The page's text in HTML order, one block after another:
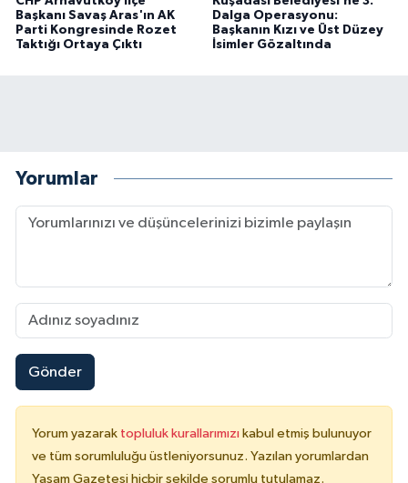
Başkanı Savaş Aras'ın AK
Parti Kongresinde Rozet
Taktığı Ortaya Çıktı
Dalga Operasyonu:
Başkanın Kızı ve Üst Düzey
İsimler Gözaltında
Yorumlar
Gönder
Yorum yazarak topluluk kurallarımızı kabul etmiş bulunuyor
ve tüm sorumluluğu üstleniyorsunuz. Yazılan yorumlardan
Yaşam Gazetesi hiçbir şekilde sorumlu tutulamaz.